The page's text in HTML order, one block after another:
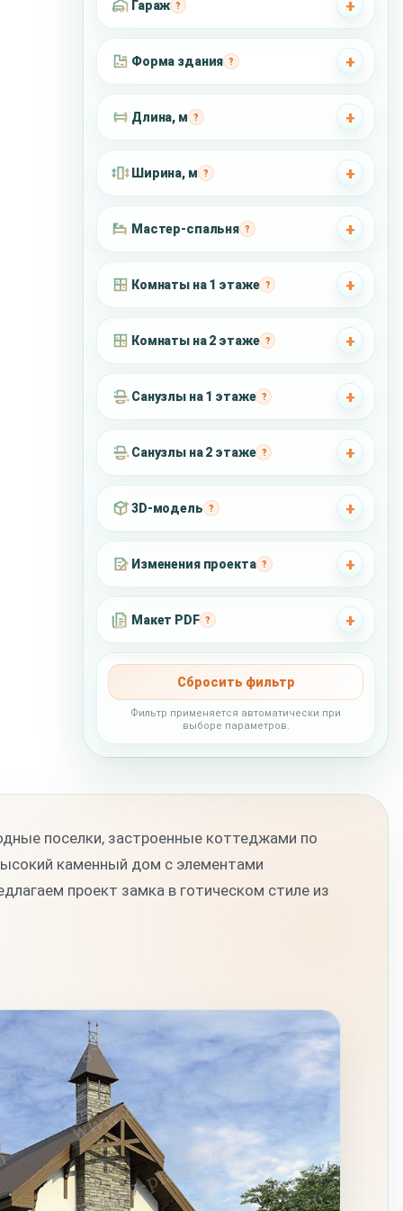
Гараж ?
Форма здания ?
Длина, м ?
Ширина, м ?
Мастер-спальня ?
Комнаты на 1 этаже ?
Комнаты на 2 этаже ?
Санузлы на 1 этаже ?
Санузлы на 2 этаже ?
3D-модель ?
Изменения проекта ?
Макет PDF ?
Сбросить фильтр
Фильтр применяется автоматически при
выборе параметров.
поселки, застроенные коттеджами по
каменный дом с элементами
проект замка в готическом стиле из